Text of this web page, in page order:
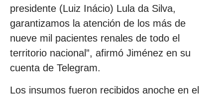
presidente (Luiz Inácio) Lula da Silva,
garantizamos la atención de los más de
nueve mil pacientes renales de todo el
territorio nacional”, afirmó Jiménez en su
cuenta de Telegram.
Los insumos fueron recibidos anoche en el